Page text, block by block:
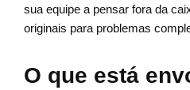
sua equipe a pensar fora da
originais para problemas
O que está